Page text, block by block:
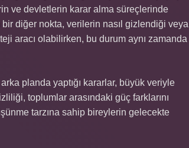
ve devletlerin karar alma süreçlerinde
diğer nokta, verilerin nasıl gizlendiği veya
aracı olabilirken, bu durum aynı zamanda
planda yaptığı kararlar, büyük veriyle
toplumlar arasındaki güç farklarını
tarzına sahip bireylerin gelecekte